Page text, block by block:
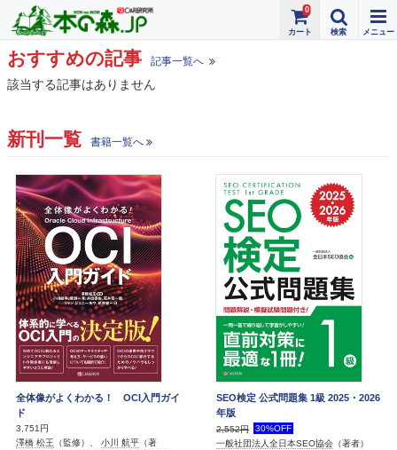
0
おすすめの記事 記事一覧へ
該当する記事はありません
新刊一覧 書籍一覧へ
全体像がよくわかる！ OCI入門ガイ
ド
3,751円
澤橋 松王 （監修）、 小川 航平 （著
SEO検定 公式問題集 1級 2025・2026
年版
2,552円
30%OFF
一般社団法人全日本SEO協会 （著者）